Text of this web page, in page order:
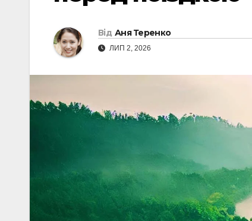
Від Аня Теренко
ЛИП 2, 2026